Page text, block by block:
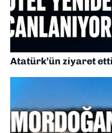
Atatürk’ün ziyaret